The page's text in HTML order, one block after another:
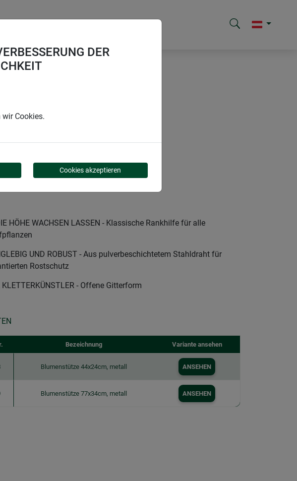
HÖHE WACHSEN LASSEN - Klassische Rankhilfe für alle
UND ROBUST - Aus pulverbeschichtetem Stahldraht für
Rostschutz
KLETTERKÜNSTLER - Offene Gitterform
Bezeichnung Variante ansehen
Blumenstütze 44x24cm, metall ANSEHEN
Blumenstütze 77x34cm, metall ANSEHEN
DER
wir Cookies.
Cookies akzeptieren